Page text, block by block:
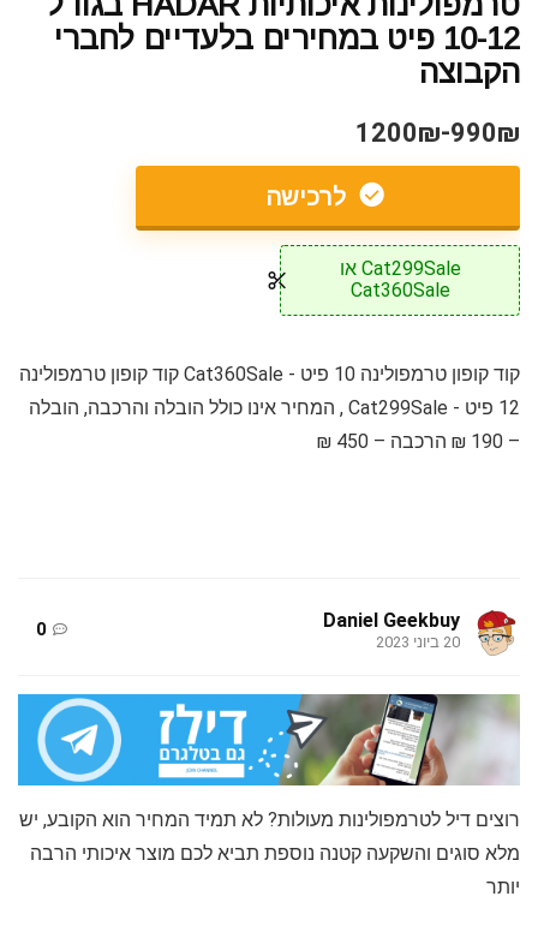
10-12 פיט במחירים בלעדיים לחברי
הקבוצה
990₪-1200₪
לרכישה
Cat299Sale או
Cat360Sale
קוד קופון טרמפולינה 10 פיט - Cat360Sale קוד קופון טרמפולינה
12 פיט - Cat299Sale , המחיר אינו כולל הובלה והרכבה, הובלה
– 190 ₪ הרכבה – 450 ₪
Daniel Geekbuy
20 ביוני 2023
0
רוצים דיל לטרמפולינות מעולות? לא תמיד המחיר הוא הקובע, יש
מלא סוגים והשקעה קטנה נוספת תביא לכם מוצר איכותי הרבה
יותר